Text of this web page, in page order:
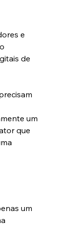
e
de
um
que
um